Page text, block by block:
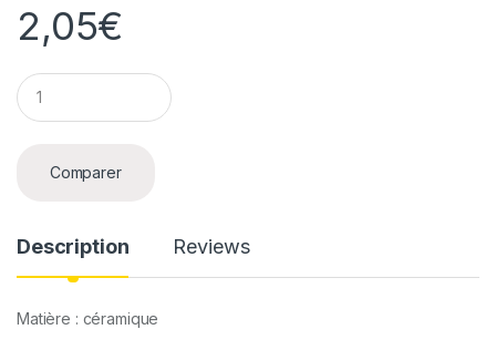
2,05€
Q
u
a
Comparer
Description Reviews
Matière : céramique